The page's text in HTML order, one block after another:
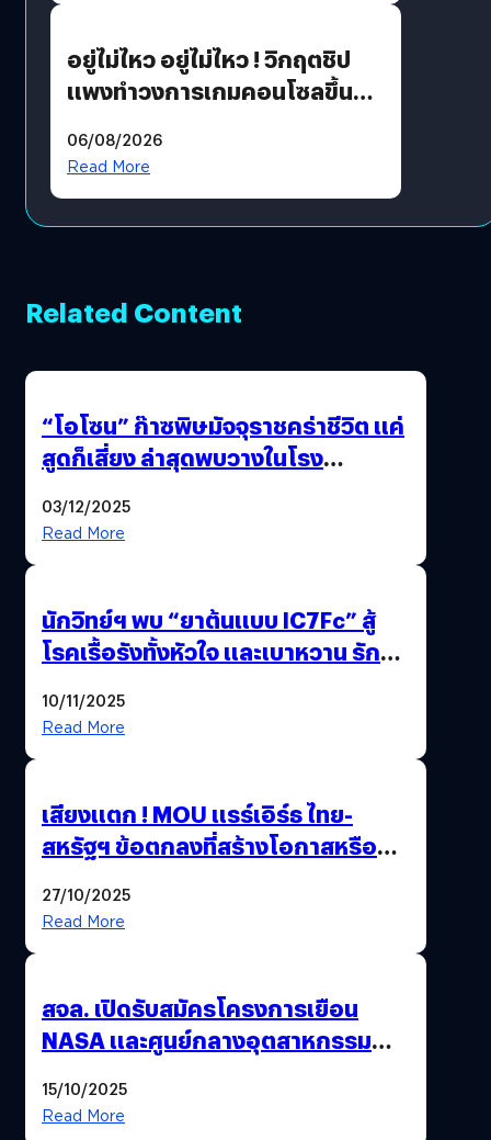
อยู่ไม่ไหว อยู่ไม่ไหว ! วิกฤตชิป
แพงทำวงการเกมคอนโซลขึ้น
?
06/08/2026
Read More
Related Content
“โอโซน” ก๊าซพิษมัจจุราชคร่าชีวิต แค่
สูดก็เสี่ยง ล่าสุดพบวางในโรง
03/12/2025
Read More
นักวิทย์ฯ พบ “ยาต้นแบบ IC7Fc” สู้
โรคเรื้อรังทั้งหัวใจ และเบาหวาน รักษา
10/11/2025
Read More
เสียงแตก ! MOU แรร์เอิร์ธ ไทย-
สหรัฐฯ ข้อตกลงที่สร้างโอกาสหรือ
27/10/2025
Read More
สจล. เปิดรับสมัครโครงการเยือน
NASA และศูนย์กลางอุตสาหกรรม
15/10/2025
Read More